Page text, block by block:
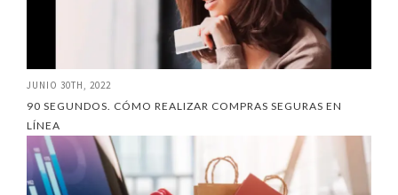
JUNIO 30TH, 2022
90 SEGUNDOS. CÓMO REALIZAR COMPRAS SEGURAS EN
LÍNEA